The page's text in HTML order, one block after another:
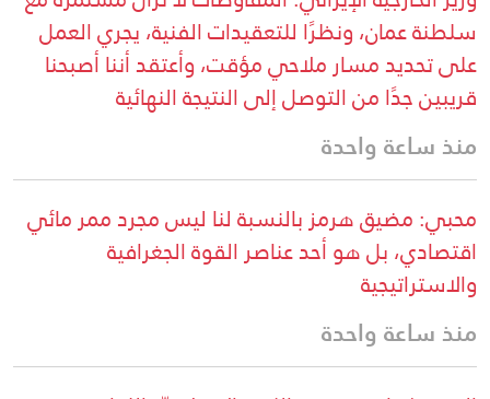
سلطنة عمان، ونظرًا للتعقيدات الفنية، يجري العمل
على تحديد مسار ملاحي مؤقت، وأعتقد أننا أصبحنا
قريبين جدًا من التوصل إلى النتيجة النهائية
منذ ساعة واحدة
محبي: مضيق هرمز بالنسبة لنا ليس مجرد ممر مائي
اقتصادي، بل هو أحد عناصر القوة الجغرافية
والاستراتيجية
منذ ساعة واحدة